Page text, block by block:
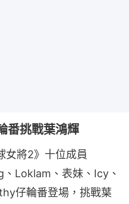
番挑戰葉鴻輝
女將2》十位成員
Loklam、表妹、Icy、
仔輪番登場，挑戰葉